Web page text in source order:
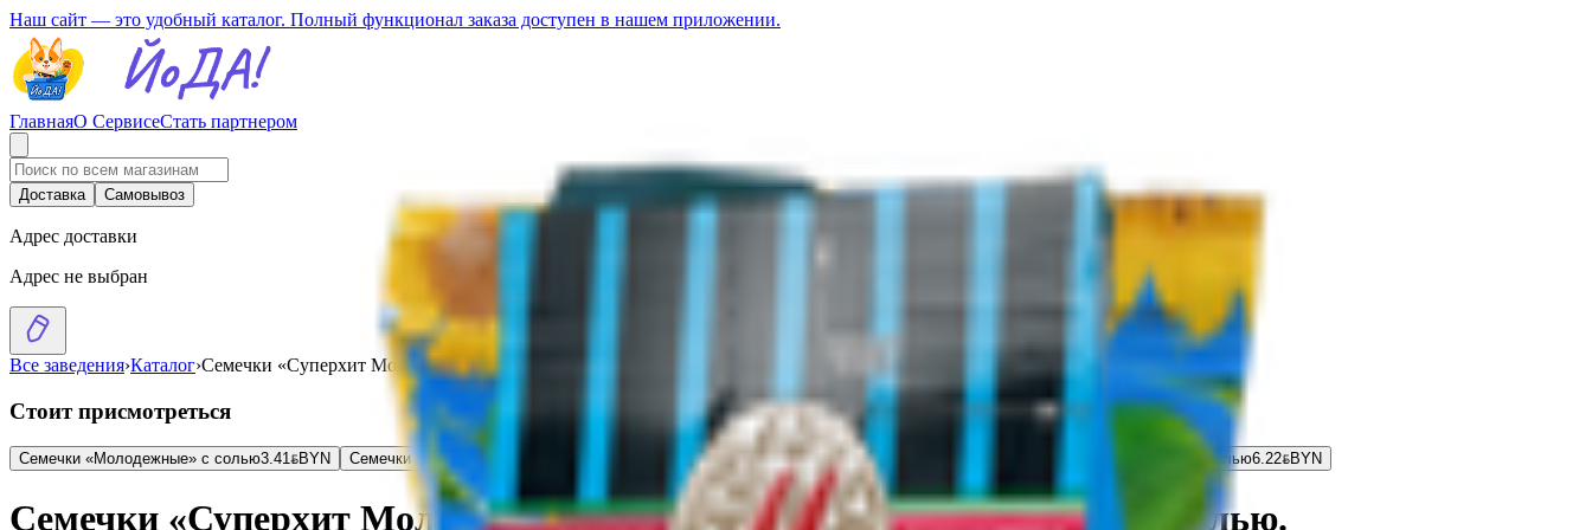
Наш сайт — это удобный каталог. Полный функционал заказа доступен в нашем приложении.
ГлавнаяО СервисеСтать партнером
Доставка Самовывоз
Адрес доставки
Адрес не выбран
Все заведения›Каталог›Семечки «Суперхит Молодежные» «Мартин» крупные полосатые с солью.
Стоит присмотреться
Семечки «Молодежные» с солью3.41BYNBYN Семечки подсолнечника «Никитин» жареные с солью 4.11BYNBYN Семечки подсолнечника «От Мартина» полосатые с солью6.22BYNBYN
Семечки «Суперхит Молодежные» «Мартин» крупные полосатые с солью.